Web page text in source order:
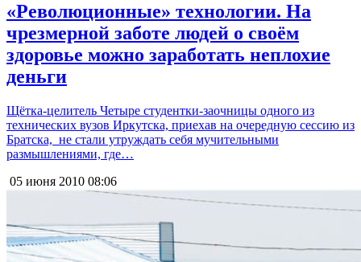
«Революционные» технологии. На
чрезмерной заботе людей о своём
здоровье можно заработать неплохие
деньги
Щётка-целитель Четыре студентки-заочницы одного из
технических вузов Иркутска, приехав на очередную сессию из
Братска, не стали утруждать себя мучительными
размышлениями, где…
05 июня 2010 08:06